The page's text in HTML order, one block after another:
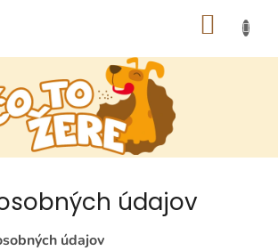
údajov
údajov